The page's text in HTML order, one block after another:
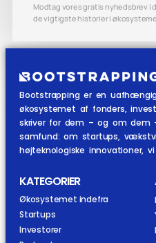
Modtag vores gratis nyhedsbrev i
de vigtigste historier i
Bootstrapping er en
økosystemet af fonders,
skriver for dem – og om dem
samfund: om startups,
højteknologiske innovationer,
KATEGORIER
Økosystemet indefra
Startups
Investorer